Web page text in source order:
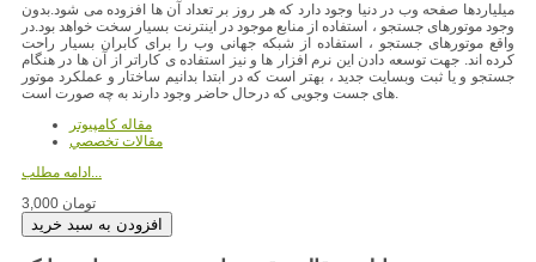
میلیاردها صفحه وب در دنیا وجود دارد که هر روز بر تعداد آن ها افزوده می شود.بدون
وجود موتورهای جستجو ، استفاده از منابع موجود در اینترنت بسیار سخت خواهد بود.در
واقع موتورهای جستجو ، استفاده از شبکه جهانی وب را برای کابران بسیار راحت
کرده اند. جهت توسعه دادن این نرم افزار ها و نیز استفاده ی کاراتر از آن ها در هنگام
جستجو و یا ثبت وبسایت جدید ، بهتر است که در ابتدا بدانیم ساختار و عملکرد موتور
های جست وجویی که درحال حاضر وجود دارند به چه صورت است.
مقاله کامپیوتر
مقالات تخصصي
ادامه مطلب...
3,000 تومان